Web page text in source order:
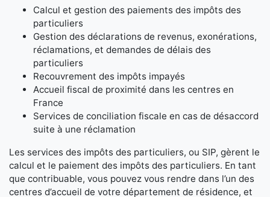
Calcul et gestion des paiements des impôts des
particuliers
Gestion des déclarations de revenus, exonérations,
réclamations, et demandes de délais des
particuliers
Recouvrement des impôts impayés
Accueil fiscal de proximité dans les centres en
France
Services de conciliation fiscale en cas de désaccord
suite à une réclamation
Les services des impôts des particuliers, ou SIP, gèrent le
calcul et le paiement des impôts des particuliers. En tant
que contribuable, vous pouvez vous rendre dans l’un des
centres d’accueil de votre département de résidence, et